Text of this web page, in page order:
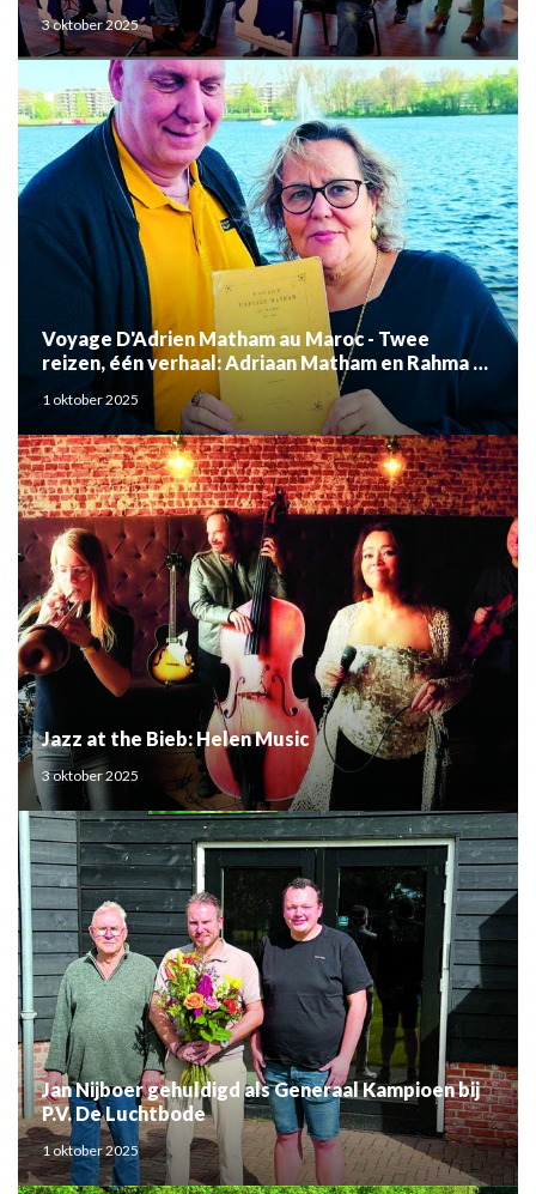
3 oktober 2025
Voyage D'Adrien Matham au Maroc - Twee
reizen, één verhaal: Adriaan Matham en Rahma el
Mouden
1 oktober 2025
Jazz at the Bieb: Helen Music
3 oktober 2025
Jan Nijboer gehuldigd als Generaal Kampioen bij
P.V. De Luchtbode
1 oktober 2025